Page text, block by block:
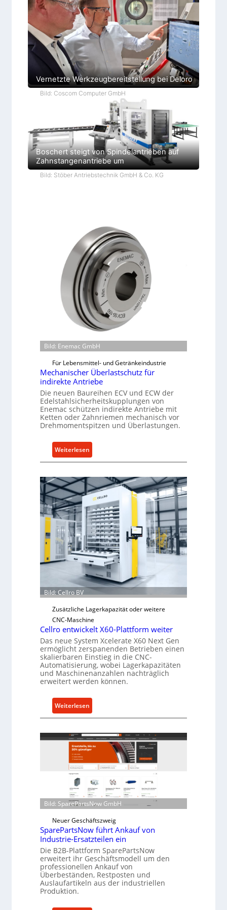
Vernetzte Werkzeugbereitstellung bei Deloro
Bild: Coscom Computer GmbH
Boschert steigt von Spindelantrieben auf
Zahnstangenantriebe um
Bild: Stöber Antriebstechnik GmbH & Co. KG
Bild: Enemac GmbH
Für Lebensmittel- und Getränkeindustrie
Mechanischer Überlastschutz für
indirekte Antriebe
Die neuen Baureihen ECV und ECW der
Edelstahlsicherheitskupplungen von
Enemac schützen indirekte Antriebe mit
Ketten oder Zahnriemen mechanisch vor
Drehmomentspitzen und Überlastungen.
Weiterlesen:
M
c
h
n
i
s
c
h
e
r
Ü
b
e
r
l
a
s
t
s
c
u
t
f
ü
i
n
d
i
e
k
t
e
A
n
t
i
Bild: Cellro BV
Zusätzliche Lagerkapazität oder weitere
CNC-Maschine
Cellro entwickelt X60-Plattform weiter
Das neue System Xcelerate X60 Next Gen
ermöglicht zerspanenden Betrieben einen
skalierbaren Einstieg in die CNC-
Automatisierung, wobei Lagerkapazitäten
und Maschinenanzahlen nachträglich
erweitert werden können.
Weiterlesen:
C
l
l
o
e
n
t
w
i
c
k
e
l
t
X
0
Bild: SparePartsNow GmbH
Neuer Geschäftszweig
SparePartsNow führt Ankauf von
Industrie-Ersatzteilen ein
Die B2B-Plattform SparePartsNow
erweitert ihr Geschäftsmodell um den
professionellen Ankauf von
Überbeständen, Restposten und
Auslaufartikeln aus der industriellen
Produktion.